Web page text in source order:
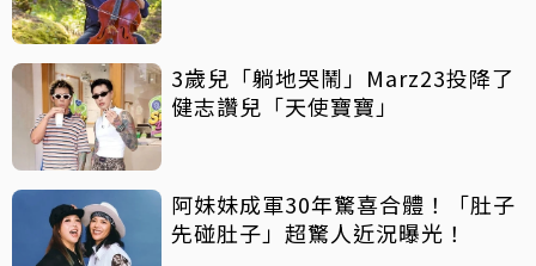
3歲兒「躺地哭鬧」Marz23投降了
健志讚兒「天使寶寶」
阿妹妹成軍30年驚喜合體！「肚子
先碰肚子」超驚人近況曝光！